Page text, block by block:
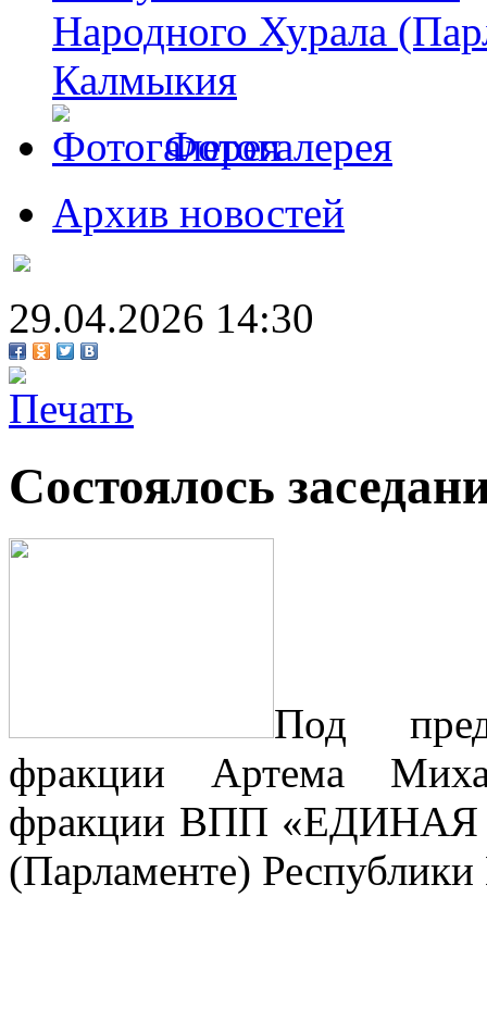
Народного Хурала
Калмыкия
Фотогалерея
Архив новостей
29.04.2026 14:30
Состоялось
Под
фракции Артема
фракции ВПП «ЕДИНАЯ
(Парламенте)